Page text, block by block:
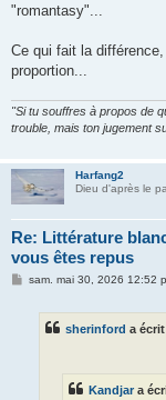
"romantasy"...
Ce qui fait la
proportion...
"Si tu souffres à propos de
trouble, mais ton jugement
Harfang2
Dieu d'après le
Re: Littérature
vous êtes repus
Msam. mai 30, 2026 12:52
sherinford a
Kandjara